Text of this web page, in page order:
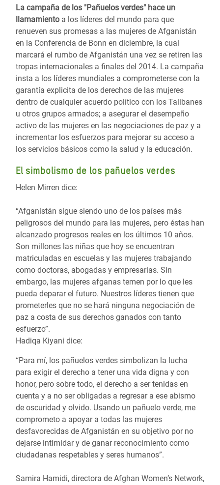
La campaña de los "Pañuelos verdes" hace un
llamamiento a los líderes del mundo para que
renueven sus promesas a las mujeres de Afganistán
en la Conferencia de Bonn en diciembre, la cual
marcará el rumbo de Afganistán una vez se retiren las
tropas internacionales a finales del 2014. La campaña
insta a los líderes mundiales a comprometerse con la
garantía explicita de los derechos de las mujeres
dentro de cualquier acuerdo político con los Talibanes
u otros grupos armados; a asegurar el desempeño
activo de las mujeres en las negociaciones de paz y a
incrementar los esfuerzos para mejorar su acceso a
los servicios básicos como la salud y la educación.
El simbolismo de los pañuelos verdes
Helen Mirren dice:
“Afganistán sigue siendo uno de los países más
peligrosos del mundo para las mujeres, pero éstas han
alcanzado progresos reales en los últimos 10 años.
Son millones las niñas que hoy se encuentran
matriculadas en escuelas y las mujeres trabajando
como doctoras, abogadas y empresarias. Sin
embargo, las mujeres afganas temen por lo que les
pueda deparar el futuro. Nuestros líderes tienen que
prometerles que no se hará ninguna negociación de
paz a costa de sus derechos ganados con tanto
esfuerzo”.
Hadiqa Kiyani dice:
“Para mí, los pañuelos verdes simbolizan la lucha
para exigir el derecho a tener una vida digna y con
honor, pero sobre todo, el derecho a ser tenidas en
cuenta y a no ser obligadas a regresar a ese abismo
de oscuridad y olvido. Usando un pañuelo verde, me
comprometo a apoyar a todas las mujeres
desfavorecidas de Afganistán en su objetivo por no
dejarse intimidar y de ganar reconocimiento como
ciudadanas respetables y seres humanos”.
Samira Hamidi, directora de Afghan Women’s Network,